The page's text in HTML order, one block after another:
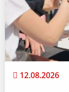
12.08.2026